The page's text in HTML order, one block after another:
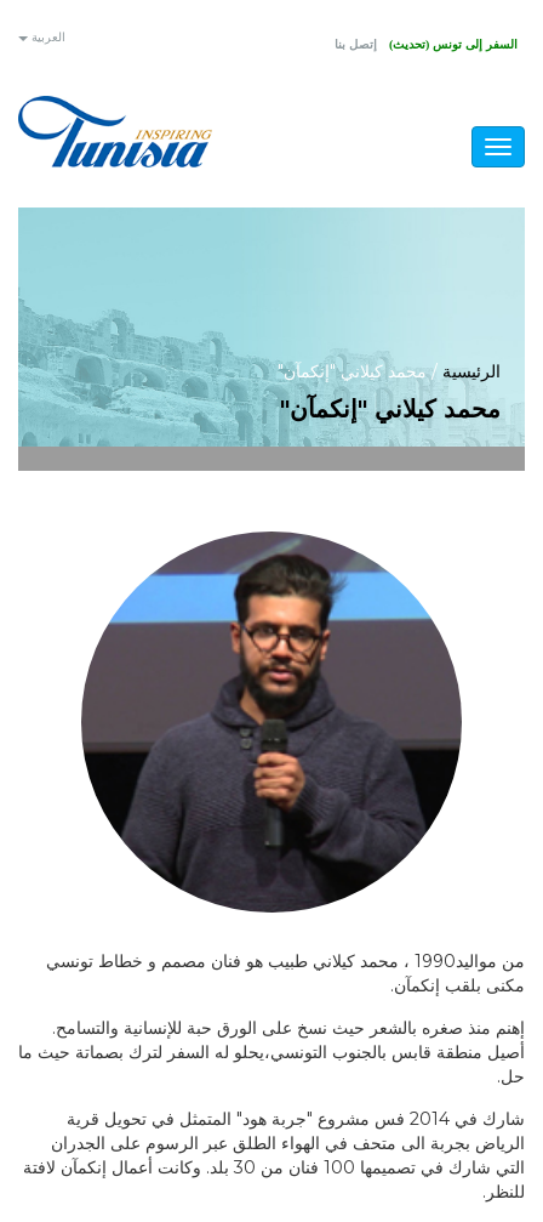
تجاوز
العربية السفر إلى تونس (تحديث) إتصل بنا
Toggle
navigation
أنت
هنا
الرئيسية / محمد كيلاني "إنكمآن"
محمد كيلاني "إنكمآن"
من مواليد1990 ، محمد كيلاني طبيب هو فنان مصمم و خطاط تونسي
مكنى بلقب إنكمآن.
إهنم منذ صغره بالشعر حيث نسخ على الورق حبة للإنسانية والتسامح.
أصيل منطقة قابس بالجنوب التونسي،يحلو له السفر لترك بصماتة حيث ما
حل.
شارك في 2014 فس مشروع "جربة هود" المتمثل في تحويل قرية
الرياض بجربة الى متحف في الهواء الطلق عبر الرسوم على الجدران
التي شارك في تصميمها 100 فنان من 30 بلد. وكانت أعمال إنكمآن لافتة
للنظر.